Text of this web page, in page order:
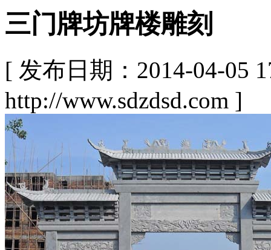
三门牌坊牌楼雕刻
[ 发布日期：2014-04-05
http://www.sdzdsd.com ]